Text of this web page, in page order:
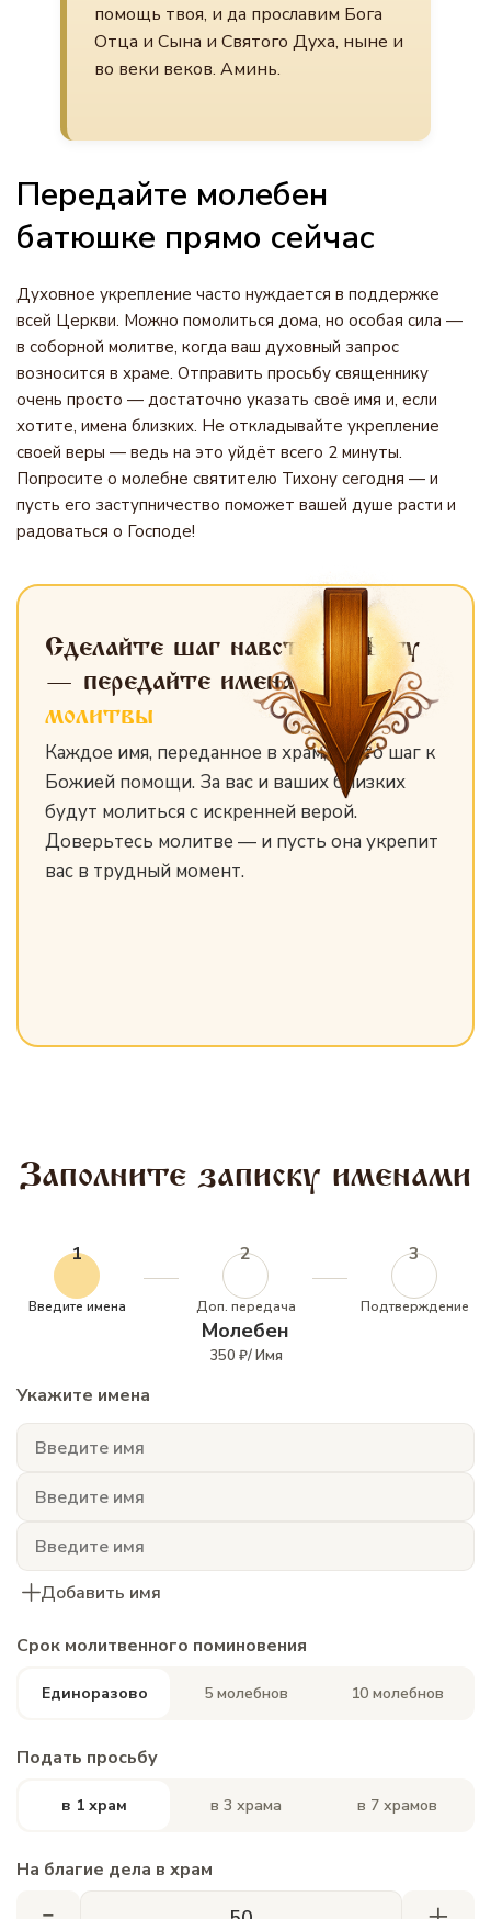
помощь твоя, и да прославим Бога
Отца и Сына и Святого Духа, ныне и
во веки веков. Аминь.
Передайте молебен
батюшке прямо сейчас
Духовное укрепление часто нуждается в поддержке
всей Церкви. Можно помолиться дома, но особая сила —
в соборной молитве, когда ваш духовный запрос
возносится в храме. Отправить просьбу священнику
очень просто — достаточно указать своё имя и, если
хотите, имена близких. Не откладывайте укрепление
своей веры — ведь на это уйдёт всего 2 минуты.
Попросите о молебне святителю Тихону сегодня — и
пусть его заступничество поможет вашей душе расти и
радоваться о Господе!
Сделайте шаг навстречу Богу
— передайте именадля
молитвы
Каждое имя, переданное в храм, — это шаг к
Божией помощи. За вас и ваших близких
будут молиться с искренней верой.
Доверьтесь молитве — и пусть она укрепит
вас в трудный момент.
Заполните записку именами
1
Введите имена
2
Доп. передача
3
Подтверждение
Молебен
350 ₽/ Имя
Укажите имена
Добавить имя
Срок молитвенного поминовения
Единоразово 5 молебнов 10 молебнов
Подать просьбу
в 1 храм в 3 храма в 7 храмов
На благие дела в храм